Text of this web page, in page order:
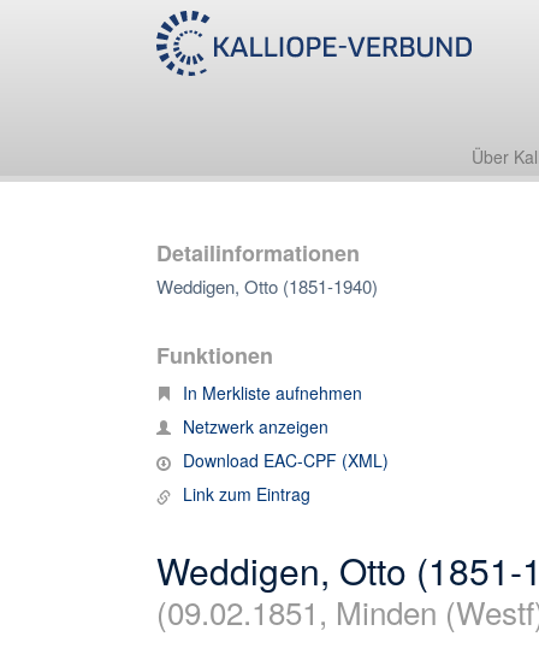
Über
Detailinformationen
Weddigen, Otto (1851-1940)
Funktionen
In Merkliste aufnehmen
Netzwerk anzeigen
Download EAC-CPF (XML)
Link zum Eintrag
Weddigen, Otto (1851-
(09.02.1851, Minden